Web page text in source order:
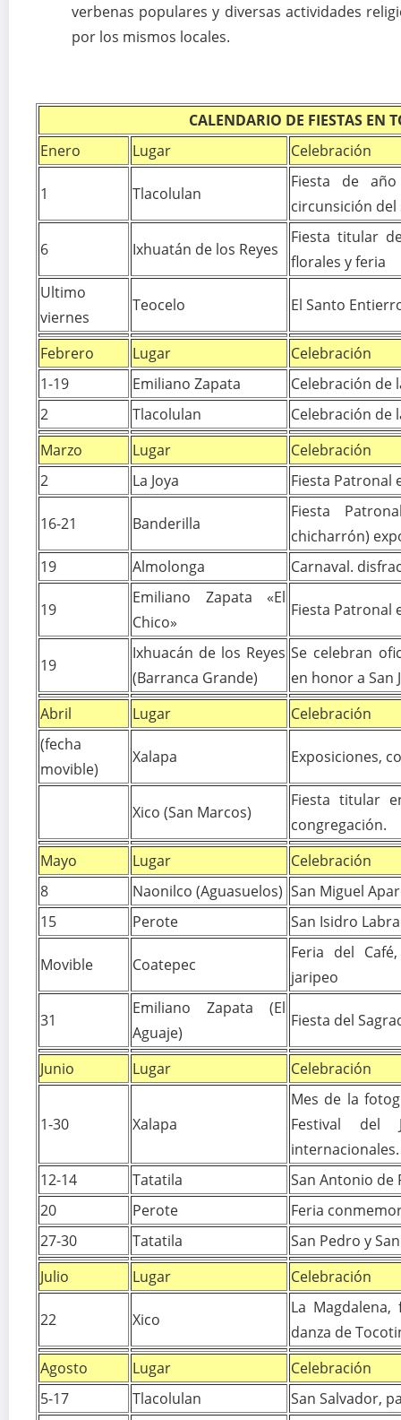
verbenas populares y diversas actividades
por los mismos locales.
CALENDARIO DE FIESTAS EN
Enero
Lugar Celebración
1 Tlacolulan
Fiesta de
circunsición del
6 Ixhuatán de los Reyes
Fiesta titular
florales y feria
Ultimo
viernes
Teocelo El Santo
Febrero Lugar
Celebración
1-19
Emiliano Zapata
Celebración de
2
Tlacolulan
Celebración de
Marzo
Lugar
Celebración
2
La Joya Fiesta Patronal
16-21 Banderilla
Fiesta
chicharrón)
19
Almolonga Carnaval.
19
Emiliano Zapata «El
Chico»
Fiesta Patronal
19
Ixhuacán de los Reyes
(Barranca Grande)
Se celebran
en honor a San
Abril
Lugar
Celebración
(fecha
movible)
Xalapa Exposiciones,
Xico (San Marcos)
Fiesta titular
congregación.
Mayo
Lugar
Celebración
8
Naonilco (Aguasuelos) San Miguel
15
Perote San Isidro
Movible Coatepec
Feria del
jaripeo
31
Emiliano Zapata (El
Aguaje)
Fiesta del
Junio Lugar Celebración
1-30 Xalapa
Mes de la
Festival del
internacionales.
12-14
Tatatila
San Antonio de
20
Perote
Feria
27-30
Tatatila
San Pedro y
Julio
Lugar Celebración
22 Xico
La
danza de
Agosto
Lugar
Celebración
5-17
Tlacolulan
San Salvador,